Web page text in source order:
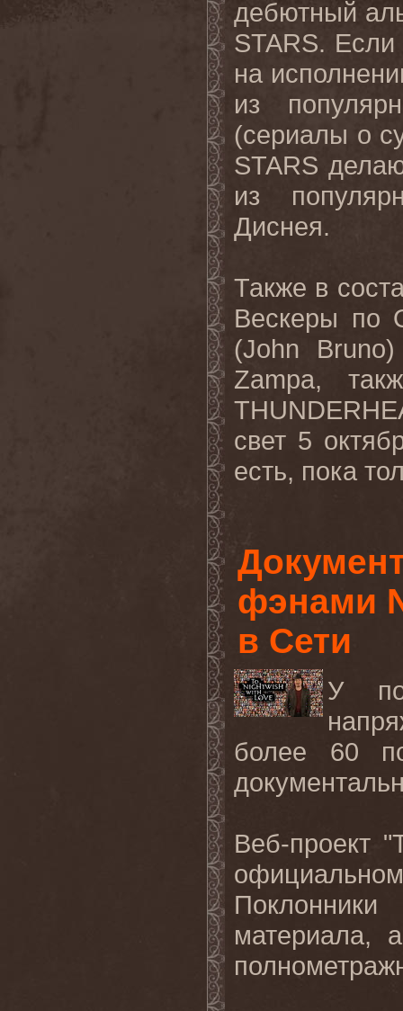
дебютный
STARS. Если
на
из
(сериалы о
STARS
из
Диснея.
Также в
Вескеры по
(John
Zampa,
свет 5
есть, пока
фэнами
в Сети
У
более 60
Веб-проект "
материала,